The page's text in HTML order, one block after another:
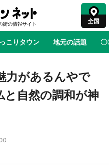
全国
こりタウン 地元の話題 〇
の時はありがとう 物語がはじ
力があるんやで
と自然の調和が神